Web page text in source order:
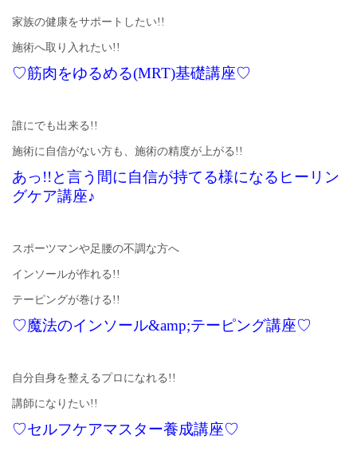
家族の健康をサポートしたい!!
施術へ取り入れたい!!
♡筋肉をゆるめる(MRT)基礎講座♡
誰にでも出来る!!
施術に自信がない方も、施術の精度が上がる!!
あっ!!と言う間に自信が持てる様になるヒーリン
グケア講座♪
スポーツマンや足腰の不調な方へ
インソールが作れる!!
テーピングが巻ける!!
♡魔法のインソール&amp;テーピング講座♡
自分自身を整えるプロになれる!!
講師になりたい!!
♡セルフケアマスター養成講座♡